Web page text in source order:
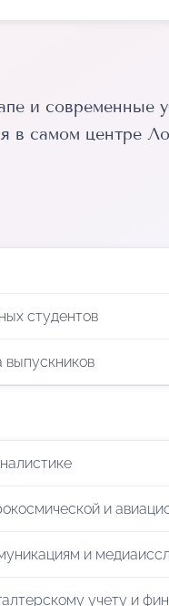
и современные
в самом центре
студентов
выпускников
и
и
учету и